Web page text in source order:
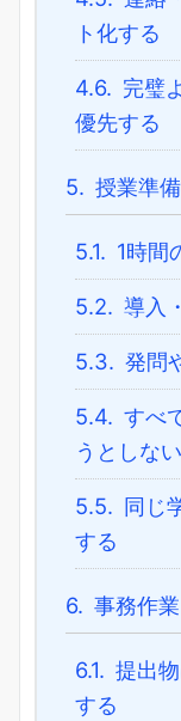
ト化する
4.6. 完璧
優先する
5. 授業準
5.1. 1時間
5.2. 導入
5.3. 発問
5.4. すべ
うとしない
5.5. 同じ
する
6. 事務作
6.1. 提出
する